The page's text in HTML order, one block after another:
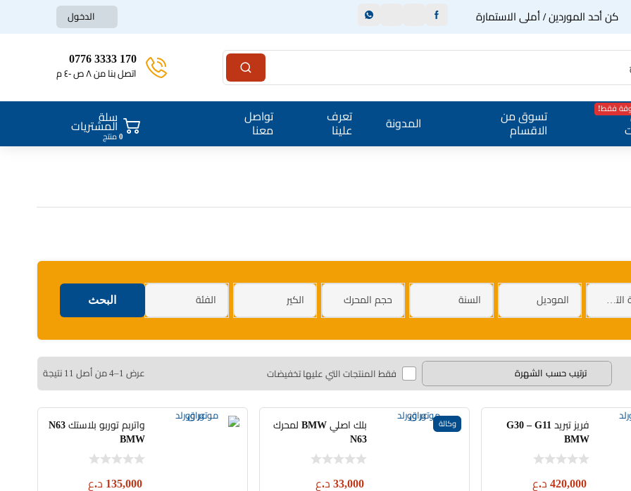
كن أحد الموردين / أملى الاستمارة الدخول
170 3333 0776
اتصل بنا من ٨ ص -٤ م
فقط!
تسوق من
الاقسام
المدونة
تعرف
علينا
تواصل
معنا
سلة
المشتريات
0 منتج
العلامة التجارية الموديل السنة حجم المحرك الكير الفئة
فقط المنتجات التي عليها تخفيضات عرض 1–4 من أصل 11 نتيجة
فريز تبريد G30 – G11
BMW
420,000 د.ع
وكالة
بلك اصلي BMW لمحرك
N63
33,000 د.ع
واتربم توربو بلاستك N63
BMW
135,000 د.ع